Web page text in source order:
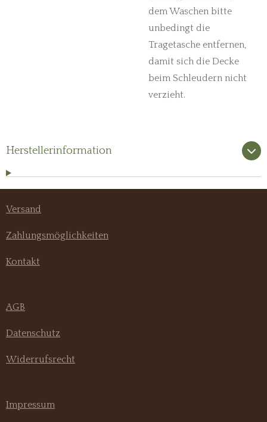
dem Waschen bitte
unbedingt die
Tragetasche entfernen,
damit sich die Decke
beim Schleudern nicht
verzieht.
Herstellerinformation
Versand
Zahlungsmöglichkeiten
Kontakt
AGB
Datenschutz
Widerrufsrecht
Impressum